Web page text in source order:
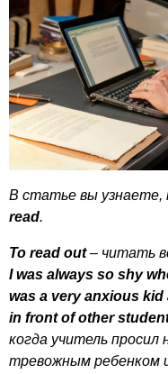
В статье вы узнаете,
read.
To read out– читать
I was always so shy
was a very anxious kid
in front of other
когда учитель просил
тревожным ребенком